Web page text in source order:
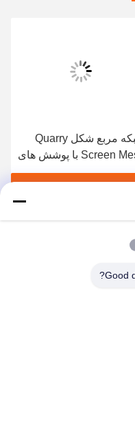
شبکه مربع شکل Quarry
Screen Mesh با پوشش های
ورق آهن گالوانیزه
Good